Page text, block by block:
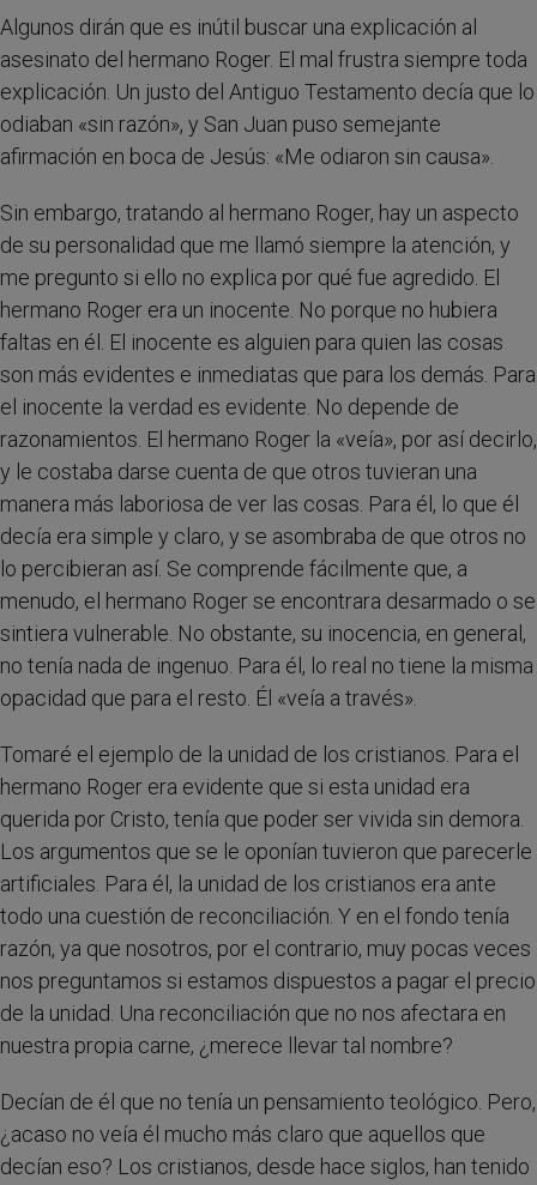
Algunos dirán que es inútil buscar una explicación al
asesinato del hermano Roger. El mal frustra siempre toda
explicación. Un justo del Antiguo Testamento decía que lo
odiaban «sin razón», y San Juan puso semejante
afirmación en boca de Jesús: «Me odiaron sin causa».
Sin embargo, tratando al hermano Roger, hay un aspecto
de su personalidad que me llamó siempre la atención, y
me pregunto si ello no explica por qué fue agredido. El
hermano Roger era un inocente. No porque no hubiera
faltas en él. El inocente es alguien para quien las cosas
son más evidentes e inmediatas que para los demás. Para
el inocente la verdad es evidente. No depende de
razonamientos. El hermano Roger la «veía», por así decirlo,
y le costaba darse cuenta de que otros tuvieran una
manera más laboriosa de ver las cosas. Para él, lo que él
decía era simple y claro, y se asombraba de que otros no
lo percibieran así. Se comprende fácilmente que, a
menudo, el hermano Roger se encontrara desarmado o se
sintiera vulnerable. No obstante, su inocencia, en general,
no tenía nada de ingenuo. Para él, lo real no tiene la misma
opacidad que para el resto. Él «veía a través».
Tomaré el ejemplo de la unidad de los cristianos. Para el
hermano Roger era evidente que si esta unidad era
querida por Cristo, tenía que poder ser vivida sin demora.
Los argumentos que se le oponían tuvieron que parecerle
artificiales. Para él, la unidad de los cristianos era ante
todo una cuestión de reconciliación. Y en el fondo tenía
razón, ya que nosotros, por el contrario, muy pocas veces
nos preguntamos si estamos dispuestos a pagar el precio
de la unidad. Una reconciliación que no nos afectara en
nuestra propia carne, ¿merece llevar tal nombre?
Decían de él que no tenía un pensamiento teológico. Pero,
¿acaso no veía él mucho más claro que aquellos que
decían eso? Los cristianos, desde hace siglos, han tenido